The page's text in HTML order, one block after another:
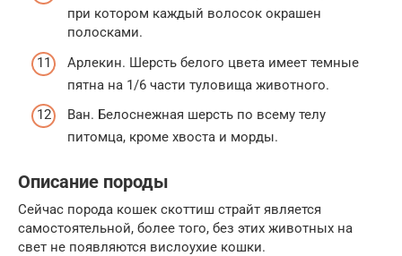
при котором каждый волосок окрашен
полосками.
Арлекин. Шерсть белого цвета имеет темные
пятна на 1/6 части туловища животного.
Ван. Белоснежная шерсть по всему телу
питомца, кроме хвоста и морды.
Описание породы
Сейчас порода кошек скоттиш страйт является
самостоятельной, более того, без этих животных на
свет не появляются вислоухие кошки.